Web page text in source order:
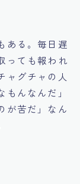
ある。毎日遅
っても報われ
ャグチャの人
んなんだ」
が苦だ」なん